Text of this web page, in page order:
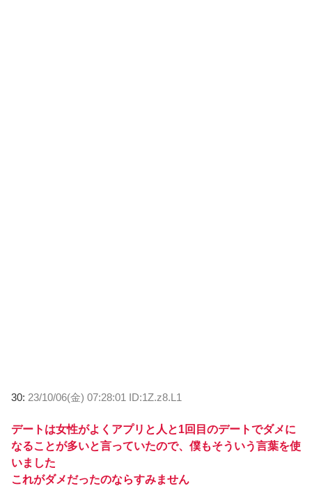
30: 23/10/06(金) 07:28:01 ID:1Z.z8.L1
デートは女性がよくアプリと人と1回目のデートでダメに
なることが多いと言っていたので、僕もそういう言葉を使
いました
これがダメだったのならすみません